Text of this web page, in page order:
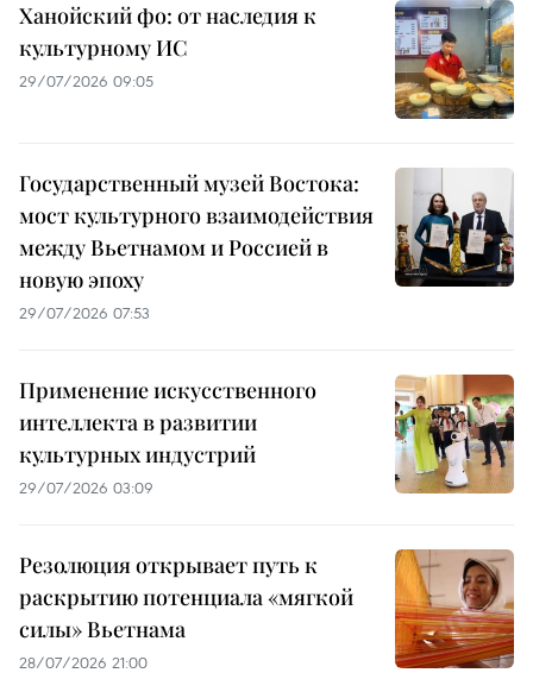
Ханойский фо: от наследия к
культурному ИС
29/07/2026 09:05
Государственный музей Востока:
мост культурного взаимодействия
между Вьетнамом и Россией в
новую эпоху
29/07/2026 07:53
Применение искусственного
интеллекта в развитии
культурных индустрий
29/07/2026 03:09
Резолюция открывает путь к
раскрытию потенциала «мягкой
силы» Вьетнама
28/07/2026 21:00